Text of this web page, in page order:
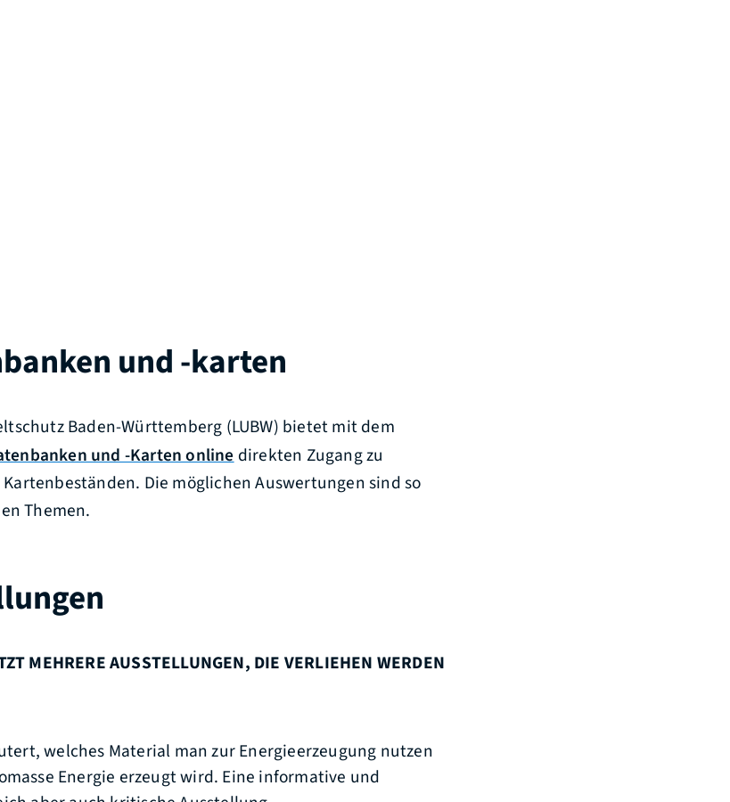
und -karten
Baden-Württemberg (LUBW) bietet mit dem
und -Karten onlinedirekten Zugang zu
Die möglichen Auswertungen sind so
Themen.
MEHRERE AUSSTELLUNGEN, DIE VERLIEHEN WERDEN
welches Material man zur Energieerzeugung nutzen
Energie erzeugt wird. Eine informative und